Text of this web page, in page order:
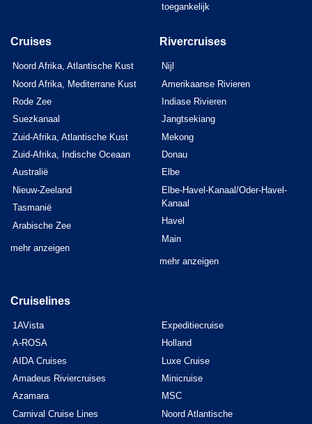
toegankelijk
Cruises
Noord Afrika, Atlantische Kust
Noord Afrika, Mediterrane Kust
Rode Zee
Suezkanaal
Zuid-Afrika, Atlantische Kust
Zuid-Afrika, Indische Oceaan
Australië
Nieuw-Zeeland
Tasmanië
Arabische Zee
mehr anzeigen
Rivercruises
Nijl
Amerikaanse Rivieren
Indiase Rivieren
Jangtsekiang
Mekong
Donau
Elbe
Elbe-Havel-Kanaal/Oder-Havel-
Kanaal
Havel
Main
mehr anzeigen
Cruiselines
1AVista
A-ROSA
AIDA Cruises
Amadeus Riviercruises
Azamara
Carnival Cruise Lines
Expeditiecruise
Holland
Luxe Cruise
Minicruise
MSC
Noord Atlantische